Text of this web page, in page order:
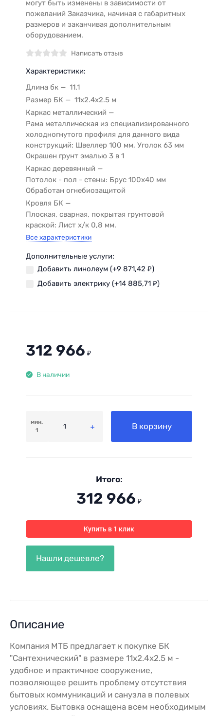
могут быть изменены в зависимости от
пожеланий Заказчика, начиная с габаритных
размеров и заканчивая дополнительным
оборудованием.
Написать отзыв
Характеристики:
Длина бк
11.1
Размер БК
11х2.4х2.5 м
Каркас металлический
Рама металлическая из специализированного
холодногнутого профиля для данного вида
конструкций: Швеллер 100 мм, Уголок 63 мм
Окрашен грунт эмалью 3 в 1
Каркас деревянный
Потолок - пол - стены: Брус 100х40 мм
Обработан огнебиозащитой
Кровля БК
Плоская, сварная, покрытая грунтовой
краской: Лист х/к 0,8 мм.
Все характеристики
Дополнительные услуги:
Добавить линолеум (+9 871,42 ₽)
Добавить электрику (+14 885,71 ₽)
312 966 ₽
В наличии
мин.
1
В корзину
Итого:
312 966 ₽
Купить в 1 клик
Описание
Компания МТБ предлагает к покупке БК
"Сантехнический" в размере 11х2.4х2.5 м -
удобное и практичное сооружение,
позволяющее решить проблему отсутствия
бытовых коммуникаций и санузла в полевых
условиях. Бытовка оснащена всем необходимым